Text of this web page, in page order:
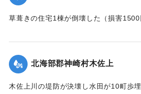
草葺きの住宅1棟が倒壊した（損害1500
｜固有コード: 00480024
北海部郡神崎村木佐上
木佐上川の堤防が決壊し水田が10町歩